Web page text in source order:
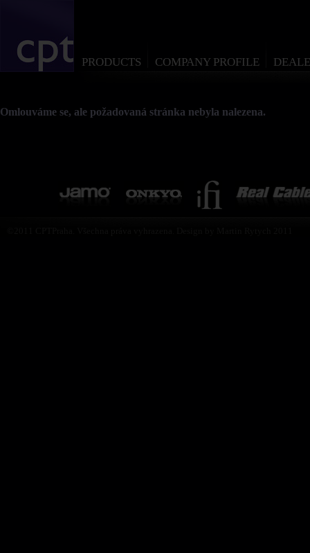
PRODUCTS COMPANY PROFILE
Omlouváme se, ale požadovaná stránka nebyla nalezena.